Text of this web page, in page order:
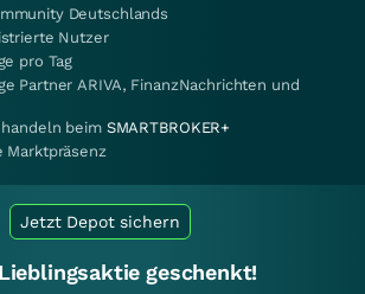
Deutschlands
Nutzer
pro Tag
Partner ARIVA, FinanzNachrichten und
beim SMARTBROKER+
Marktpräsenz
Jetzt Depot sichern
geschenkt!